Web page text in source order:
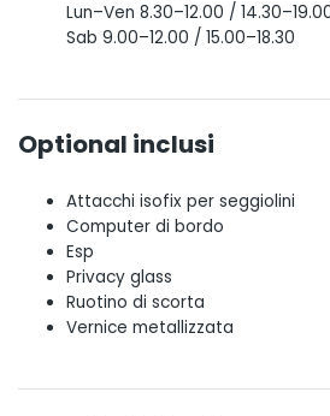
Lun–Ven 8.30–12.00 /
Sab 9.00–12.00 / 15.00–18.30
Optional inclusi
Attacchi isofix per seggiolini
Computer di bordo
Esp
Privacy glass
Ruotino di scorta
Vernice metallizzata